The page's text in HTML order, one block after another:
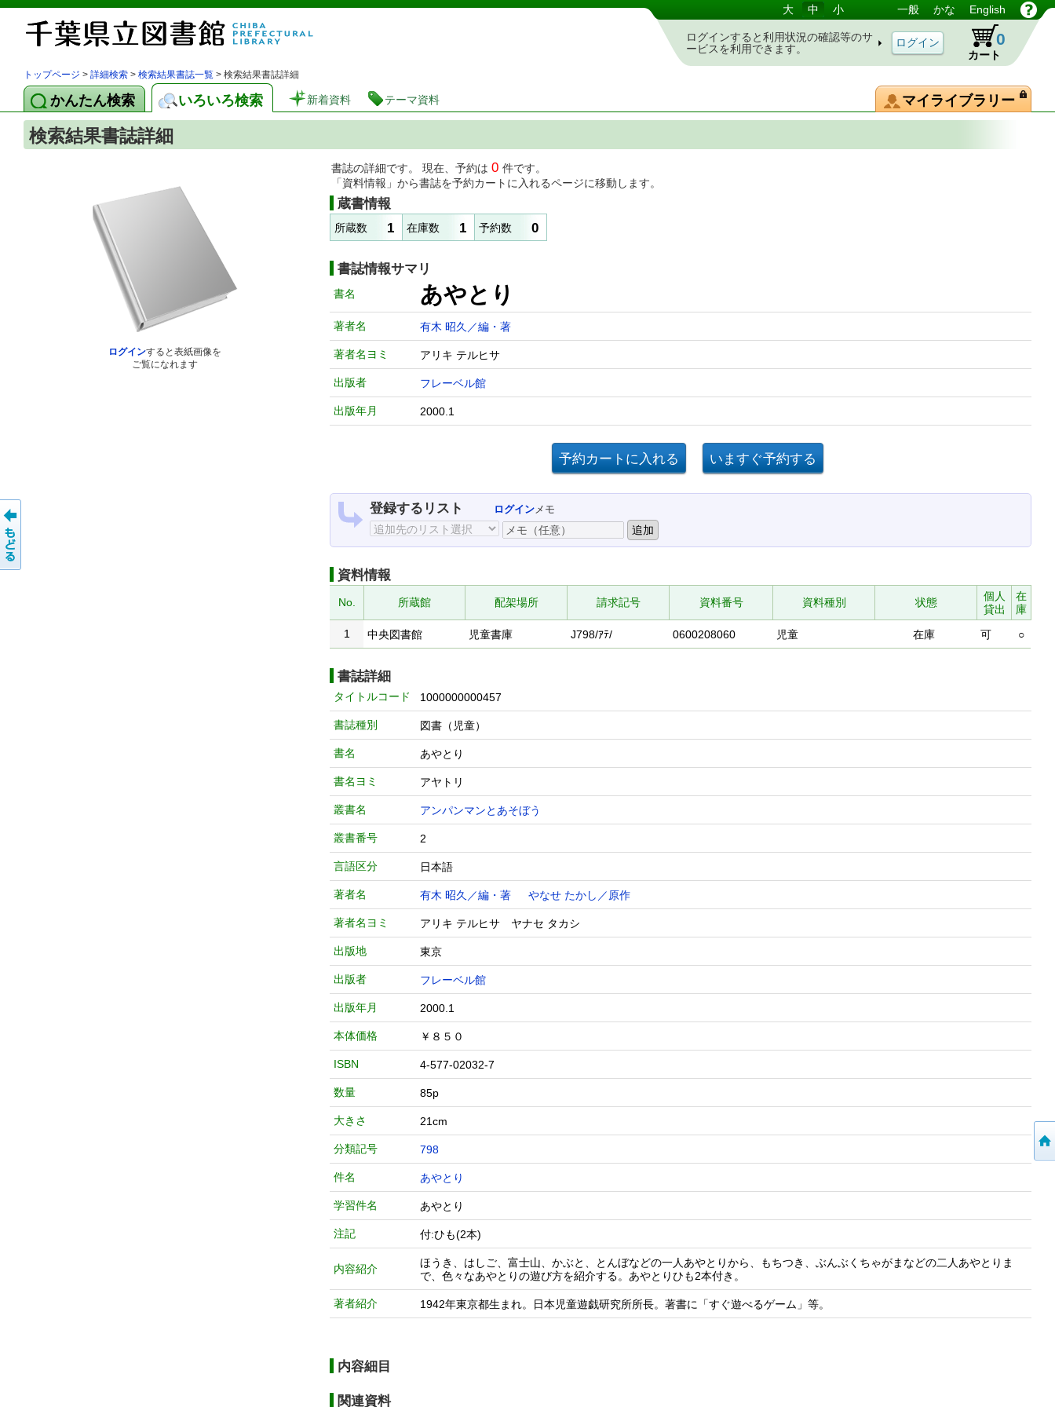
図書館 蔵書検索・予約システム 大 中 小 一般 かな English
ログインすると利用状況の確認等のサ
ービスを利用できます。
カート
0
トップページ > 詳細検索 > 検索結果書誌一覧 > 検索結果書誌詳細
かんたん検索 いろいろ検索 新着資料 テーマ資料 マイライブラリー
検索結果書誌詳細
ログインすると表紙画像を
ご覧になれます
書誌の詳細です。 現在、予約は 0 件です。
「資料情報」から書誌を予約カートに入れるページに移動します。
蔵書情報
所蔵数 1 在庫数 1 予約数 0
書誌情報サマリ
書名 あやとり
著者名 有木 昭久／編・著
著者名ヨミ アリキ テルヒサ
出版者 フレーベル館
出版年月 2000.1
登録するリスト ログインメモ
資料情報
No. 所蔵館 配架場所 請求記号 資料番号 資料種別 状態
個人
貸出
在
庫
1
中央図書館 児童書庫 J798/ｱﾃ/ 0600208060 児童 在庫 可 ○
書誌詳細
タイトルコード 1000000000457
書誌種別 図書（児童）
書名 あやとり
書名ヨミ アヤトリ
叢書名 アンパンマンとあそぼう
叢書番号 2
言語区分 日本語
著者名 有木 昭久／編・著 やなせ たかし／原作
著者名ヨミ アリキ テルヒサ ヤナセ タカシ
出版地 東京
出版者 フレーベル館
出版年月 2000.1
本体価格 ￥８５０
ISBN 4-577-02032-7
数量 85p
大きさ 21cm
分類記号 798
件名 あやとり
学習件名 あやとり
注記 付:ひも(2本)
内容紹介
ほうき、はしご、富士山、かぶと、とんぼなどの一人あやとりから、もちつき、ぶんぶくちゃがまなどの二人あやとりま
で、色々なあやとりの遊び方を紹介する。あやとりひも2本付き。
著者紹介 1942年東京都生まれ。日本児童遊戯研究所所長。著書に「すぐ遊べるゲーム」等。
内容細目
関連資料